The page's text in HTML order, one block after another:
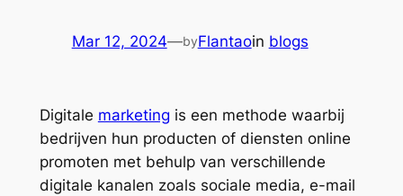
Mar 12, 2024—byFlantaoin blogs
Digitale marketing is een methode waarbij
bedrijven hun producten of diensten online
promoten met behulp van verschillende
digitale kanalen zoals sociale media, e-mail